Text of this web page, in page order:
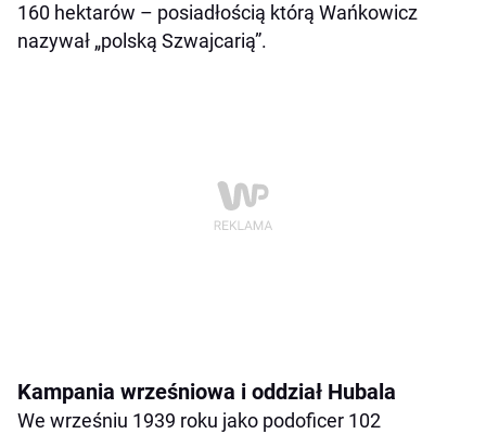
160 hektarów – posiadłością którą Wańkowicz
nazywał „polską Szwajcarią”.
Kampania wrześniowa i oddział Hubala
We wrześniu 1939 roku jako podoficer 102